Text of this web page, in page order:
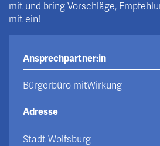
mit und bring Vorschläge,
mit ein!
Ansprechpartner:in
Bürgerbüro mitWirkung
Adresse
Stadt Wolfsburg